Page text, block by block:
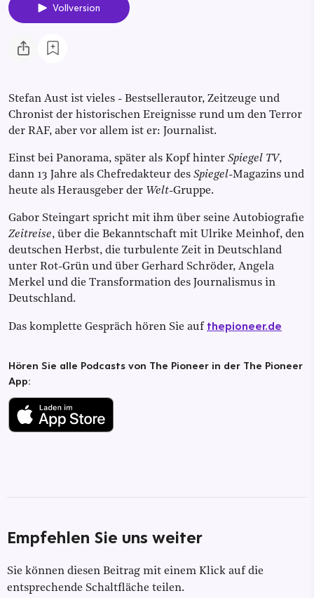
Vollversion
Stefan Aust ist vieles - Bestsellerautor, Zeitzeuge und
Chronist der historischen Ereignisse rund um den Terror
der RAF, aber vor allem ist er: Journalist.
Einst bei Panorama, später als Kopf hinter Spiegel TV,
dann 13 Jahre als Chefredakteur des Spiegel-Magazins und
heute als Herausgeber der Welt-Gruppe.
Gabor Steingart spricht mit ihm über seine Autobiografie
Zeitreise, über die Bekanntschaft mit Ulrike Meinhof, den
deutschen Herbst, die turbulente Zeit in Deutschland
unter Rot-Grün und über Gerhard Schröder, Angela
Merkel und die Transformation des Journalismus in
Deutschland.
Das komplette Gespräch hören Sie auf thepioneer.de
Hören Sie alle Podcasts von The Pioneer in der The Pioneer
App:
Empfehlen Sie uns weiter
Sie können diesen Beitrag mit einem Klick auf die
entsprechende Schaltfläche teilen.